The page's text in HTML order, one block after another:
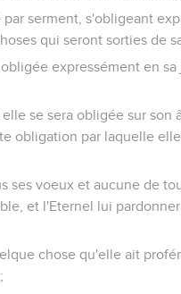
serment, s'obligeant
qui seront sorties de
expressément en sa
se sera obligée sur son
obligation par laquelle
ses voeux et aucune de
et l'Eternel lui
chose qu'elle ait